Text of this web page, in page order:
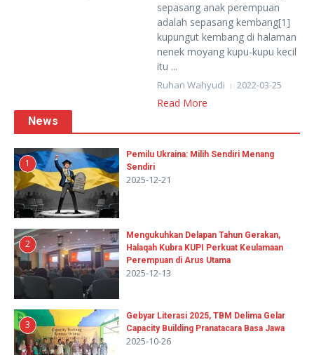
sepasang anak perempuan
adalah sepasang kembang[1]
kupungut kembang di halaman
nenek moyang kupu-kupu kecil
itu ...
Ruhan Wahyudi 2022-03-25
Read More
News
1
Pemilu Ukraina: Milih Sendiri Menang
Sendiri
2025-12-21
2
Mengukuhkan Delapan Tahun Gerakan,
Halaqah Kubra KUPI Perkuat Keulamaan
Perempuan di Arus Utama
2025-12-13
3
Gebyar Literasi 2025, TBM Delima Gelar
Capacity Building Pranatacara Basa Jawa
2025-10-26